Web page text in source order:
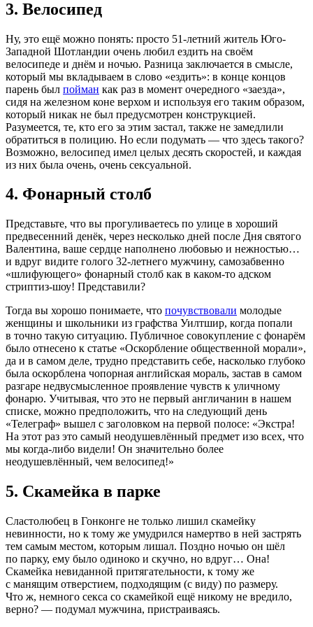
3. Велосипед
Ну, это ещё можно понять: просто 51-летний житель Юго-
Западной Шотландии очень любил ездить на своём
велосипеде и днём и ночью. Разница заключается в смысле,
который мы вкладываем в слово «ездить»: в конце концов
парень был пойман как раз в момент очередного «заезда»,
сидя на железном коне верхом и используя его таким образом,
который никак не был предусмотрен конструкцией.
Разумеется, те, кто его за этим застал, также не замедлили
обратиться в полицию. Но если подумать — что здесь такого?
Возможно, велосипед имел целых десять скоростей, и каждая
из них была очень, очень сексуальной.
4. Фонарный столб
Представьте, что вы прогуливаетесь по улице в хороший
предвесенний денёк, через несколько дней после Дня святого
Валентина, ваше сердце наполнено любовью и нежностью…
и вдруг видите голого 32-летнего мужчину, самозабвенно
«шлифующего» фонарный столб как в каком-то адском
стриптиз-шоу! Представили?
Тогда вы хорошо понимаете, что почувствовали молодые
женщины и школьники из графства Уилтшир, когда попали
в точно такую ситуацию. Публичное совокупление с фонарём
было отнесено к статье «Оскорбление общественной морали»,
да и в самом деле, трудно представить себе, насколько глубоко
была оскорблена чопорная английская мораль, застав в самом
разгаре недвусмысленное проявление чувств к уличному
фонарю. Учитывая, что это не первый англичанин в нашем
списке, можно предположить, что на следующий день
«Телеграф» вышел с заголовком на первой полосе: «Экстра!
На этот раз это самый неодушевлённый предмет изо всех, что
мы когда-либо видели! Он значительно более
неодушевлённый, чем велосипед!»
5. Скамейка в парке
Сластолюбец в Гонконге не только лишил скамейку
невинности, но к тому же умудрился намертво в ней застрять
тем самым местом, которым лишал. Поздно ночью он шёл
по парку, ему было одиноко и скучно, но вдруг… Она!
Скамейка невиданной притягательности, к тому же
с манящим отверстием, подходящим (с виду) по размеру.
Что ж, немного секса со скамейкой ещё никому не вредило,
верно? — подумал мужчина, пристраиваясь.